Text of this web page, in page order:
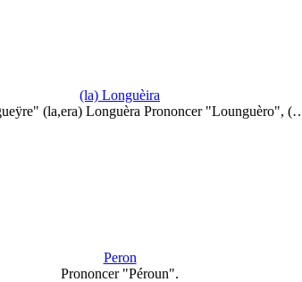
(la) Longuèira
(la,era) Longuèra Prononcer "Lounguèro",
Peron
Prononcer "Péroun".